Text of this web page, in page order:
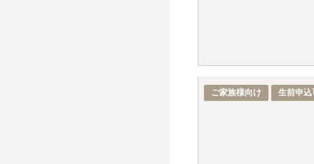
ご家族様向け 生前申込